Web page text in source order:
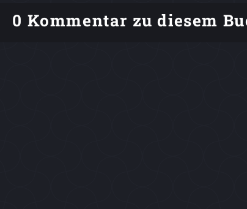
0 Kommentar zu diesem